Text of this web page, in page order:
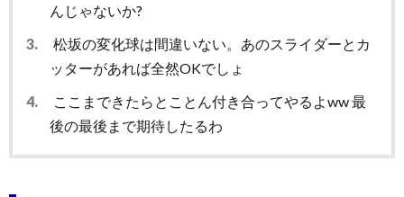
んじゃないか?
3.
松坂の変化球は間違いない。あのスライダーとカ
ッターがあれば全然OKでしょ
4.
ここまできたらとことん付き合ってやるよww 最
後の最後まで期待したるわ